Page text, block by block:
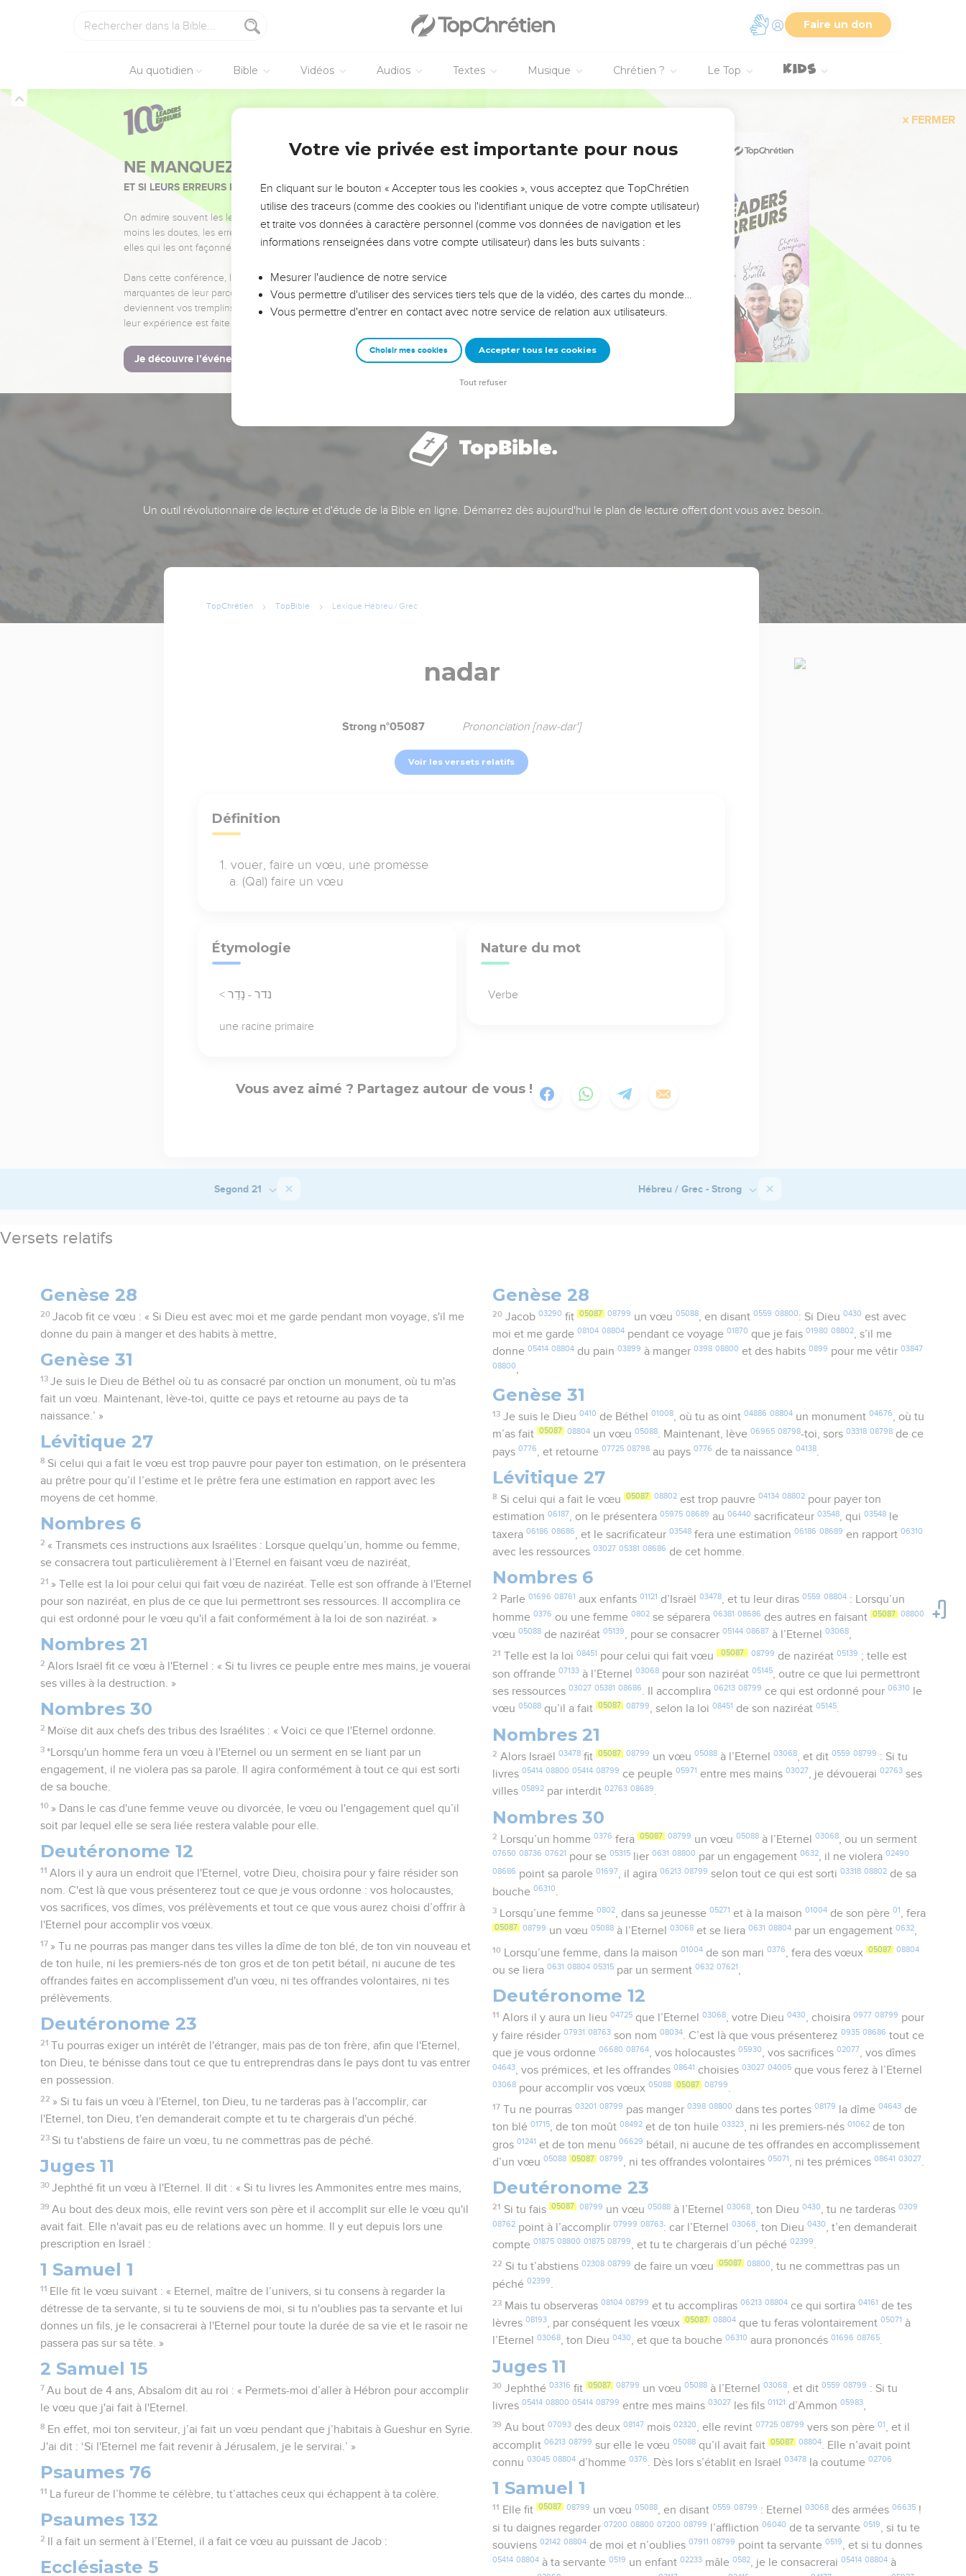
Faire un don
Au quotidien Bible Vidéos Audios Textes Musique Chrétien ? Le Top
FERMER
NE MANQUEZ PAS L’ÉVÉNEMENT DE L’ANNÉE !
ET SI LEURS ERREURS POUVAIENT VOUS ÉVITER LES VOTRES ?
On admire souvent les leaders pour leurs réussites, leur impact, leur foi ou leur vision. Mais on voit
moins les doutes, les erreurs et les saisons difficiles qu'ils ont traversés, alors même que ce sont
elles qui les ont façonnés.
Dans cette conférence, leaders, entrepreneurs, et responsables reviennent sur les erreurs
marquantes de leur parcours et les clés pour avancer avec plus de sagesse afin que leurs erreurs
deviennent vos tremplins. Que vous guidiez un ministère, une équipe, un groupe ou une famille,
leur expérience est faite pour vous.
Je découvre l’événement
Un outil révolutionnaire de lecture et d'étude de la Bible en ligne. Démarrez dès aujourd'hui le plan de lecture offert dont vous avez besoin.
TopChrétien TopBible Lexique Hébreu / Grec
nadar
Strong n°05087 Prononciation [naw-dar']
Voir les versets relatifs
Définition
vouer, faire un vœu, une promesse
(Qal) faire un vœu
Étymologie
< נדר - נָדַר
une racine primaire
Nature du mot
Verbe
Vous avez aimé ? Partagez autour de vous !
Segond 21 Hébreu / Grec - Strong
Versets relatifs
Genèse 28
20 Jacob fit ce vœu : « Si Dieu est avec moi et me garde pendant mon voyage, s'il me
donne du pain à manger et des habits à mettre,
Genèse 31
13 Je suis le Dieu de Béthel où tu as consacré par onction un monument, où tu m'as
fait un vœu. Maintenant, lève-toi, quitte ce pays et retourne au pays de ta
naissance.’ »
Lévitique 27
8 Si celui qui a fait le vœu est trop pauvre pour payer ton estimation, on le présentera
au prêtre pour qu’il l’estime et le prêtre fera une estimation en rapport avec les
moyens de cet homme.
Nombres 6
2 « Transmets ces instructions aux Israélites : Lorsque quelqu’un, homme ou femme,
se consacrera tout particulièrement à l’Eternel en faisant vœu de naziréat,
21 » Telle est la loi pour celui qui fait vœu de naziréat. Telle est son offrande à l'Eternel
pour son naziréat, en plus de ce que lui permettront ses ressources. Il accomplira ce
qui est ordonné pour le vœu qu'il a fait conformément à la loi de son naziréat. »
Nombres 21
2 Alors Israël fit ce vœu à l'Eternel : « Si tu livres ce peuple entre mes mains, je vouerai
ses villes à la destruction. »
Nombres 30
2 Moïse dit aux chefs des tribus des Israélites : « Voici ce que l'Eternel ordonne.
3 *Lorsqu'un homme fera un vœu à l'Eternel ou un serment en se liant par un
engagement, il ne violera pas sa parole. Il agira conformément à tout ce qui est sorti
de sa bouche.
10 » Dans le cas d'une femme veuve ou divorcée, le vœu ou l'engagement quel qu’il
soit par lequel elle se sera liée restera valable pour elle.
Deutéronome 12
11 Alors il y aura un endroit que l'Eternel, votre Dieu, choisira pour y faire résider son
nom. C'est là que vous présenterez tout ce que je vous ordonne : vos holocaustes,
vos sacrifices, vos dîmes, vos prélèvements et tout ce que vous aurez choisi d’offrir à
l'Eternel pour accomplir vos vœux.
17 » Tu ne pourras pas manger dans tes villes la dîme de ton blé, de ton vin nouveau et
de ton huile, ni les premiers-nés de ton gros et de ton petit bétail, ni aucune de tes
offrandes faites en accomplissement d'un vœu, ni tes offrandes volontaires, ni tes
prélèvements.
Deutéronome 23
21 Tu pourras exiger un intérêt de l'étranger, mais pas de ton frère, afin que l'Eternel,
ton Dieu, te bénisse dans tout ce que tu entreprendras dans le pays dont tu vas entrer
en possession.
22 » Si tu fais un vœu à l'Eternel, ton Dieu, tu ne tarderas pas à l'accomplir, car
l'Eternel, ton Dieu, t'en demanderait compte et tu te chargerais d'un péché.
23 Si tu t'abstiens de faire un vœu, tu ne commettras pas de péché.
Juges 11
30 Jephthé fit un vœu à l'Eternel. Il dit : « Si tu livres les Ammonites entre mes mains,
39 Au bout des deux mois, elle revint vers son père et il accomplit sur elle le vœu qu'il
avait fait. Elle n'avait pas eu de relations avec un homme. Il y eut depuis lors une
prescription en Israël :
1 Samuel 1
11 Elle fit le vœu suivant : « Eternel, maître de l’univers, si tu consens à regarder la
détresse de ta servante, si tu te souviens de moi, si tu n'oublies pas ta servante et lui
donnes un fils, je le consacrerai à l'Eternel pour toute la durée de sa vie et le rasoir ne
passera pas sur sa tête. »
2 Samuel 15
7 Au bout de 4 ans, Absalom dit au roi : « Permets-moi d’aller à Hébron pour accomplir
le vœu que j'ai fait à l'Eternel.
8 En effet, moi ton serviteur, j’ai fait un vœu pendant que j’habitais à Gueshur en Syrie.
J'ai dit : ‘Si l'Eternel me fait revenir à Jérusalem, je le servirai.’ »
Psaumes 76
11 La fureur de l’homme te célèbre, tu t’attaches ceux qui échappent à ta colère.
Psaumes 132
2 Il a fait un serment à l’Eternel, il a fait ce vœu au puissant de Jacob :
Ecclésiaste 5
Genèse 28
20 Jacob 03290 fit 05087 08799 un vœu 05088, en disant 0559 08800: Si Dieu 0430 est avec
moi et me garde08104 08804 pendant ce voyage01870 que je fais01980 08802, s’il me
donne05414 08804 du pain03899 à manger0398 08800 et des habits0899 pour me vêtir03847
08800
Genèse 31
13 Je suis le Dieu 0410 de Béthel 01008, où tu as oint 04886 08804un monument 04676, où tu
m’as fait 05087 08804 un vœu05088. Maintenant, lève06965 08798-toi, sors03318 08798 de ce
pays0776 , et retourne07725 08798 au pays0776 de ta naissance04138
Lévitique 27
8 Si celui qui a fait le vœu 05087 08802est trop pauvre 04134 08802pour payer ton
estimation06187, on le présentera05975 08689 au06440 sacrificateur03548, qui03548
le
taxera06186 08686 , et le sacrificateur03548 fera une estimation06186 08689 en rapport06310
avec les ressources03027 05381 08686 de cet homme.
Nombres 6
2 Parle 01696 08761 aux enfants 01121 d’Israël 03478, et tu leur diras 0559 08804: Lorsqu’un
homme0376 ou une femme0802 se séparera06381 08686 des autres en faisant 05087 08800
vœu05088 de naziréat05139, pour se consacrer05144 08687 à l’Eternel03068,
21 Telle est la loi 08451 pour celui qui fait vœu 05087 08799 de naziréat 05139 ; telle est
son offrande07133 à l’Eternel03068 pour son naziréat05145
, outre ce que lui permettront
ses ressources03027 05381 08686. Il accomplira06213 08799 ce qui est ordonné pour06310
le
vœu05088 qu’il a fait 05087 08799, selon la loi08451 de son naziréat05145.
Nombres 21
2 Alors Israël 03478fit 05087 08799 un vœu 05088à l’Eternel 03068, et dit 0559 08799 : Si tu
livres05414 08800 05414 08799 ce peuple05971 entre mes mains03027, je dévouerai02763 ses
villes05892 par interdit02763 08689.
Nombres 30
2 Lorsqu’un homme 0376 fera 05087 08799 un vœu 05088à l’Eternel 03068, ou un serment
07650 08736 07621 pour se05315 lier0631 08800 par un engagement0632, il ne violera02490
08686 point sa parole01697, il agira06213 08799 selon tout ce qui est sorti03318 08802 de sa
bouche06310
3 Lorsqu’une femme 0802, dans sa jeunesse 05271 et à la maison 01004de son père 01 , fera
05087 08799 un vœu05088 à l’Eternel03068 et se liera0631 08804 par un engagement0632,
10 Lorsqu’une femme, dans la maison 01004de son mari 0376 , fera des vœux 05087 08804
ou se liera0631 08804 05315 par un serment0632 07621 ,
Deutéronome 12
11 Alors il y aura un lieu 04725que l’Eternel 03068, votre Dieu 0430, choisira 0977 08799 pour
y faire résider07931 08763 son nom08034 . C’est là que vous présenterez0935 08686 tout ce
que je vous ordonne06680 08764, vos holocaustes05930, vos sacrifices02077, vos dîmes
04643, vos prémices, et les offrandes08641 choisies03027 04005 que vous ferez à l’Eternel
03068 pour accomplir vos vœux05088 05087 08799
17 Tu ne pourras 03201 08799 pas manger 0398 08800 dans tes portes 08179 la dîme 04643de
ton blé01715, de ton moût08492 et de ton huile03323, ni les premiers-nés01062 de ton
gros01241 et de ton menu06629
bétail, ni aucune de tes offrandes en accomplissement
d’un vœu05088 05087 08799 , ni tes offrandes volontaires05071 , ni tes prémices08641 03027
Deutéronome 23
21 Si tu fais 05087 08799 un vœu 05088à l’Eternel 03068, ton Dieu 0430, tu ne tarderas 0309
08762 point à l’accomplir07999 08763: car l’Eternel03068 , ton Dieu0430
, t’en demanderait
compte01875 08800 01875 08799 , et tu te chargerais d’un péché02399
22 Si tu t’abstiens 02308 08799 de faire un vœu 05087 08800, tu ne commettras pas un
péché02399
23 Mais tu observeras 08104 08799 et tu accompliras 06213 08804ce qui sortira 04161
de tes
lèvres08193, par conséquent les vœux 05087 08804 que tu feras volontairement05071
à
l’Eternel03068, ton Dieu0430, et que ta bouche06310 aura prononcés01696 08765.
Juges 11
30 Jephthé 03316 fit 05087 08799 un vœu 05088à l’Eternel 03068, et dit 0559 08799 : Si tu
livres05414 08800 05414 08799 entre mes mains03027 les fils01121 d’Ammon05983,
39 Au bout 07093des deux 08147 mois 02320, elle revint 07725 08799 vers son père 01 , et il
accomplit06213 08799 sur elle le vœu05088 qu’il avait fait 05087 08804
. Elle n’avait point
connu03045 08804 d’homme0376. Dès lors s’établit en Israël03478 la coutume02706
1 Samuel 1
11 Elle fit 05087 08799 un vœu 05088, en disant 0559 08799 : Eternel 03068des armées 06635!
si tu daignes regarder07200 08800 07200 08799 l’affliction06040 de ta servante0519
, si tu te
souviens02142 08804 de moi et n’oublies07911 08799 point ta servante0519, et si tu donnes
05414 08804 à ta servante0519 un enfant02233 mâle0582, je le consacrerai05414 08804 à
Votre vie privée est importante pour nous
En cliquant sur le bouton « Accepter tous les cookies », vous acceptez que TopChrétien
utilise des traceurs (comme des cookies ou l'identifiant unique de votre compte utilisateur)
et traite vos données à caractère personnel (comme vos données de navigation et les
informations renseignées dans votre compte utilisateur) dans les buts suivants :
Mesurer l'audience de notre service
Vous permettre d'utiliser des services tiers tels que de la vidéo, des cartes du monde…
Vous permettre d'entrer en contact avec notre service de relation aux utilisateurs.
Choisir mes cookies Accepter tous les cookies
Tout refuser